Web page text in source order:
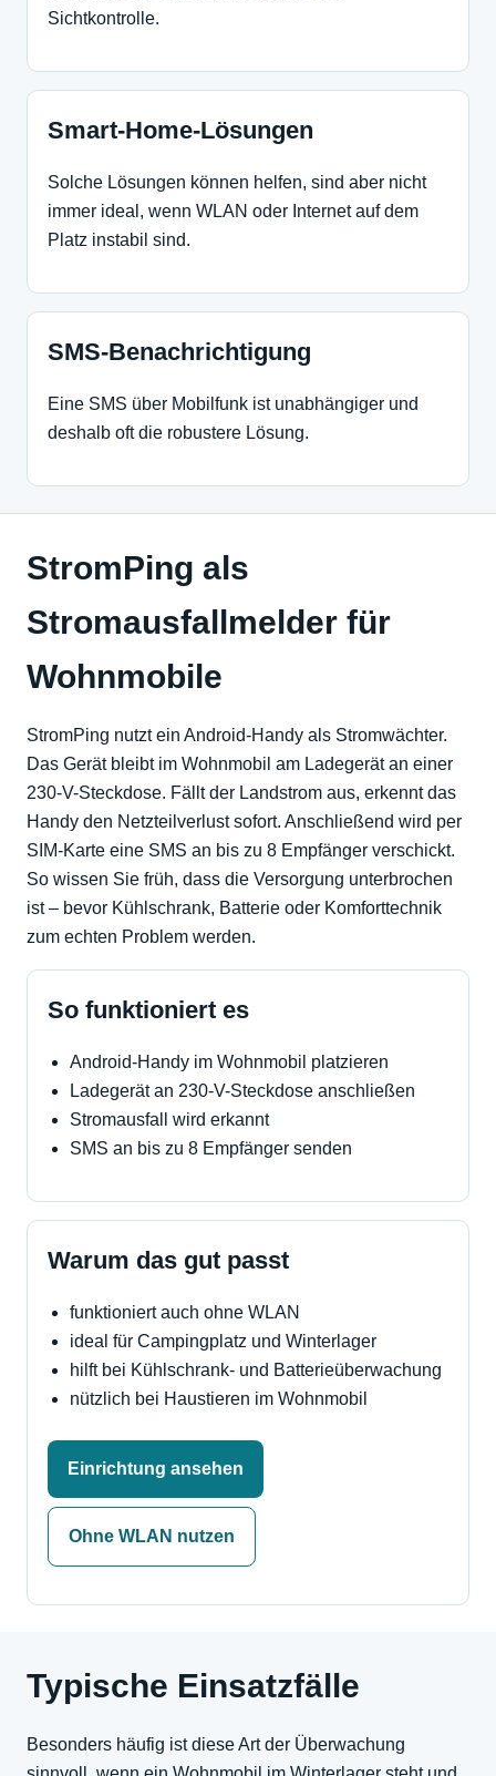
Sichtkontrolle.
Smart-Home-Lösungen
Solche Lösungen können helfen, sind aber nicht
immer ideal, wenn WLAN oder Internet auf dem
Platz instabil sind.
SMS-Benachrichtigung
Eine SMS über Mobilfunk ist unabhängiger und
deshalb oft die robustere Lösung.
StromPing als
Stromausfallmelder für
Wohnmobile
StromPing nutzt ein Android-Handy als Stromwächter.
Das Gerät bleibt im Wohnmobil am Ladegerät an einer
230-V-Steckdose. Fällt der Landstrom aus, erkennt das
Handy den Netzteilverlust sofort. Anschließend wird per
SIM-Karte eine SMS an bis zu 8 Empfänger verschickt.
So wissen Sie früh, dass die Versorgung unterbrochen
ist – bevor Kühlschrank, Batterie oder Komforttechnik
zum echten Problem werden.
So funktioniert es
Android-Handy im Wohnmobil platzieren
Ladegerät an 230-V-Steckdose anschließen
Stromausfall wird erkannt
SMS an bis zu 8 Empfänger senden
Warum das gut passt
funktioniert auch ohne WLAN
ideal für Campingplatz und Winterlager
hilft bei Kühlschrank- und Batterieüberwachung
nützlich bei Haustieren im Wohnmobil
Einrichtung ansehen
Ohne WLAN nutzen
Typische Einsatzfälle
Besonders häufig ist diese Art der Überwachung